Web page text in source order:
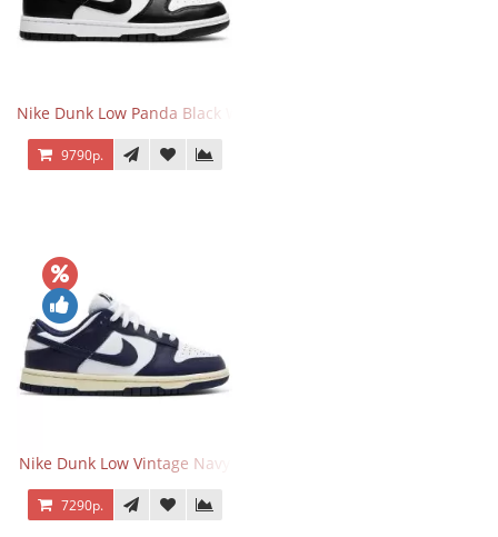
Nike Dunk Low Panda Black White
9790р.
Nike Dunk Low Vintage Navy
7290р.